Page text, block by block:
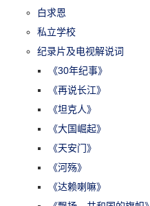
白求恩
私立学校
纪录片及电视解说词
《30年纪事》
《再说长江》
《坦克人》
《大国崛起》
《天安门》
《河殇》
《达赖喇嘛》